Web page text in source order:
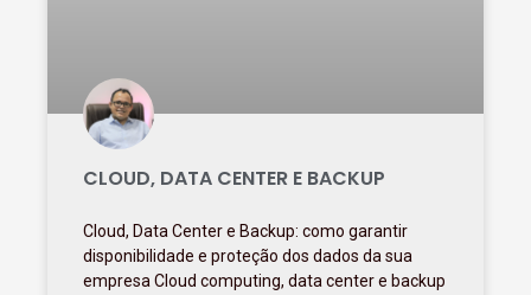
CLOUD, DATA CENTER E BACKUP
Cloud, Data Center e Backup: como garantir
disponibilidade e proteção dos dados da sua
empresa Cloud computing, data center e backup